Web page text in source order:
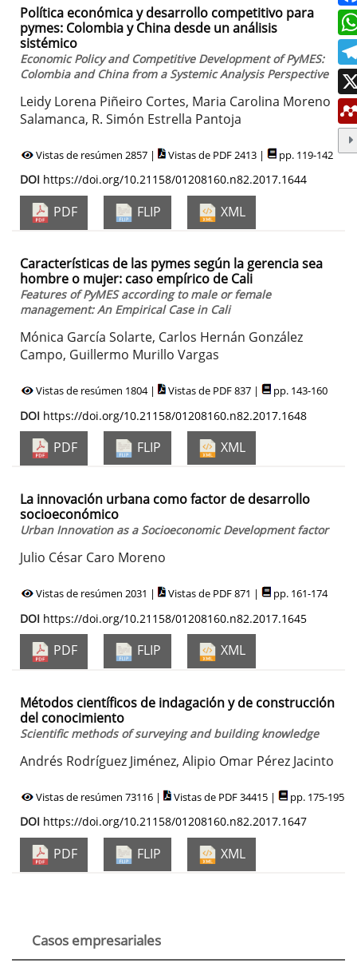
Política económica y desarrollo competitivo para
pymes: Colombia y China desde un análisis
sistémico
Economic Policy and Competitive Development of PyMES:
Colombia and China from a Systemic Analysis Perspective
Leidy Lorena Piñeiro Cortes, Maria Carolina Moreno
Salamanca, R. Simón Estrella Pantoja
Vistas de resúmen 2857 | Vistas de PDF 2413 | pp. 119-142
DOI https://doi.org/10.21158/01208160.n82.2017.1644
PDF FLIP XML
Características de las pymes según la gerencia sea
hombre o mujer: caso empírico de Cali
Features of PyMES according to male or female
management: An Empirical Case in Cali
Mónica García Solarte, Carlos Hernán González
Campo, Guillermo Murillo Vargas
Vistas de resúmen 1804 | Vistas de PDF 837 | pp. 143-160
DOI https://doi.org/10.21158/01208160.n82.2017.1648
PDF FLIP XML
La innovación urbana como factor de desarrollo
socioeconómico
Urban Innovation as a Socioeconomic Development factor
Julio César Caro Moreno
Vistas de resúmen 2031 | Vistas de PDF 871 | pp. 161-174
DOI https://doi.org/10.21158/01208160.n82.2017.1645
PDF FLIP XML
Métodos científicos de indagación y de construcción
del conocimiento
Scientific methods of surveying and building knowledge
Andrés Rodríguez Jiménez, Alipio Omar Pérez Jacinto
Vistas de resúmen 73116 | Vistas de PDF 34415 | pp. 175-195
DOI https://doi.org/10.21158/01208160.n82.2017.1647
PDF FLIP XML
Casos empresariales